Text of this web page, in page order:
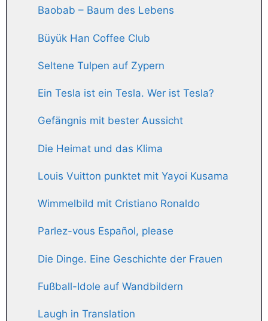
Baobab – Baum des Lebens
Büyük Han Coffee Club
Seltene Tulpen auf Zypern
Ein Tesla ist ein Tesla. Wer ist Tesla?
Gefängnis mit bester Aussicht
Die Heimat und das Klima
Louis Vuitton punktet mit Yayoi Kusama
Wimmelbild mit Cristiano Ronaldo
Parlez-vous Español, please
Die Dinge. Eine Geschichte der Frauen
Fußball-Idole auf Wandbildern
Laugh in Translation